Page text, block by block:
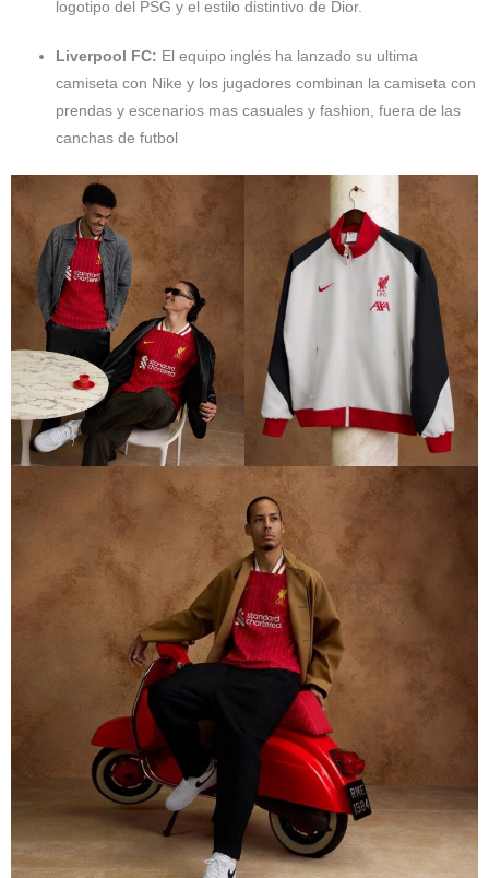
logotipo del PSG y el estilo distintivo de Dior.
Liverpool FC: El equipo inglés ha lanzado su ultima
camiseta con Nike y los jugadores combinan la camiseta con
prendas y escenarios mas casuales y fashion, fuera de las
canchas de futbol